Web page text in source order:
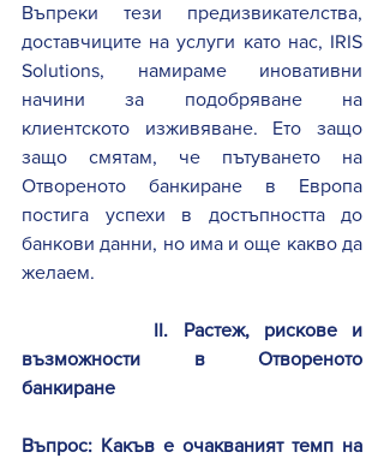
Въпреки тези предизвикателства,
доставчиците на услуги като нас, IRIS
Solutions, намираме иновативни
начини за подобряване на
клиентското изживяване. Ето защо
защо смятам, че пътуването на
Отвореното банкиране в Европа
постига успехи в достъпността до
банкови данни, но има и още какво да
желаем.
II. Растеж, рискове и
възможности в Отвореното
банкиране
Въпрос: Какъв е очакваният темп на